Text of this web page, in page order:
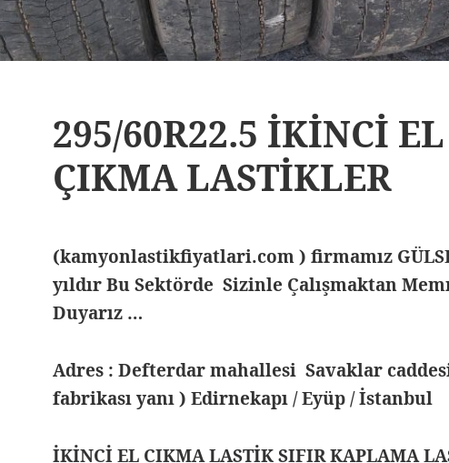
295/60R22.5 İKİNCİ
ÇIKMA LASTİKLER
(kamyonlastikfiyatlari.com ) firmamız
yıldır Bu Sektörde Sizinle Çalışmaktan
Duyarız …
Adres : Defterdar mahallesi Savaklar
fabrikası yanı ) Edirnekapı / Eyüp / İstanbul
İKİNCİ EL ÇIKMA LASTİK SIFIR KAPLAMA